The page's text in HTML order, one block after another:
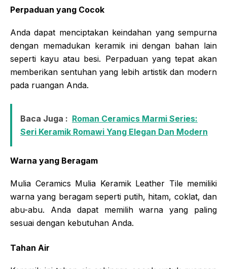
Perpaduan yang Cocok
Anda dapat menciptakan keindahan yang sempurna
dengan memadukan keramik ini dengan bahan lain
seperti kayu atau besi. Perpaduan yang tepat akan
memberikan sentuhan yang lebih artistik dan modern
pada ruangan Anda.
Baca Juga : Roman Ceramics Marmi Series:
Seri Keramik Romawi Yang Elegan Dan Modern
Warna yang Beragam
Mulia Ceramics Mulia Keramik Leather Tile memiliki
warna yang beragam seperti putih, hitam, coklat, dan
abu-abu. Anda dapat memilih warna yang paling
sesuai dengan kebutuhan Anda.
Tahan Air